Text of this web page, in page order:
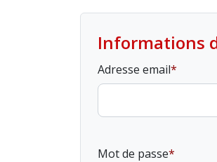
Informations
Adresse email
Mot de passe